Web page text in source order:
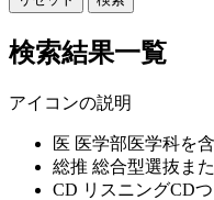
検索結果一覧
アイコンの説明
医 医学部医学科を
総推 総合型選抜ま
CD リスニングCDつ